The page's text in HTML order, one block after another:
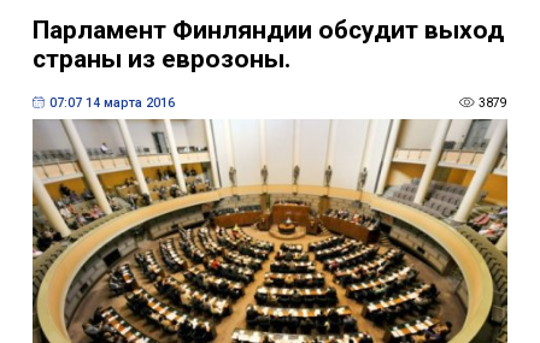
Парламент Финляндии обсудит выход
страны из еврозоны.
07:07 14 марта 2016 3879